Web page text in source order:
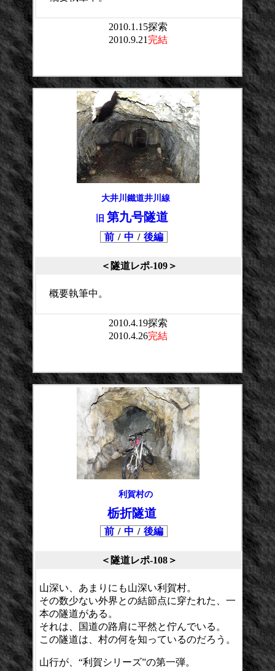
2010.1.15探索
2010.9.21 完結
大井川鐵道井川線
旧 第九号隧道
前 / 中 / 後編
＜隧道レポ-109＞
概要執筆中。
2010.4.19探索
2010.4.26完結
利賀村の
栃折隧道
前 / 中 / 後編
＜隧道レポ-108＞
山深い、あまりにも山深い利賀村。
その数少ない外界との結節点に穿たれた、一
本の隧道がある。
それは、国道の路肩に平然と佇んでいる。
この隧道は、村の何を知っているのだろう。
山行が、“利賀シリーズ”の第一弾。